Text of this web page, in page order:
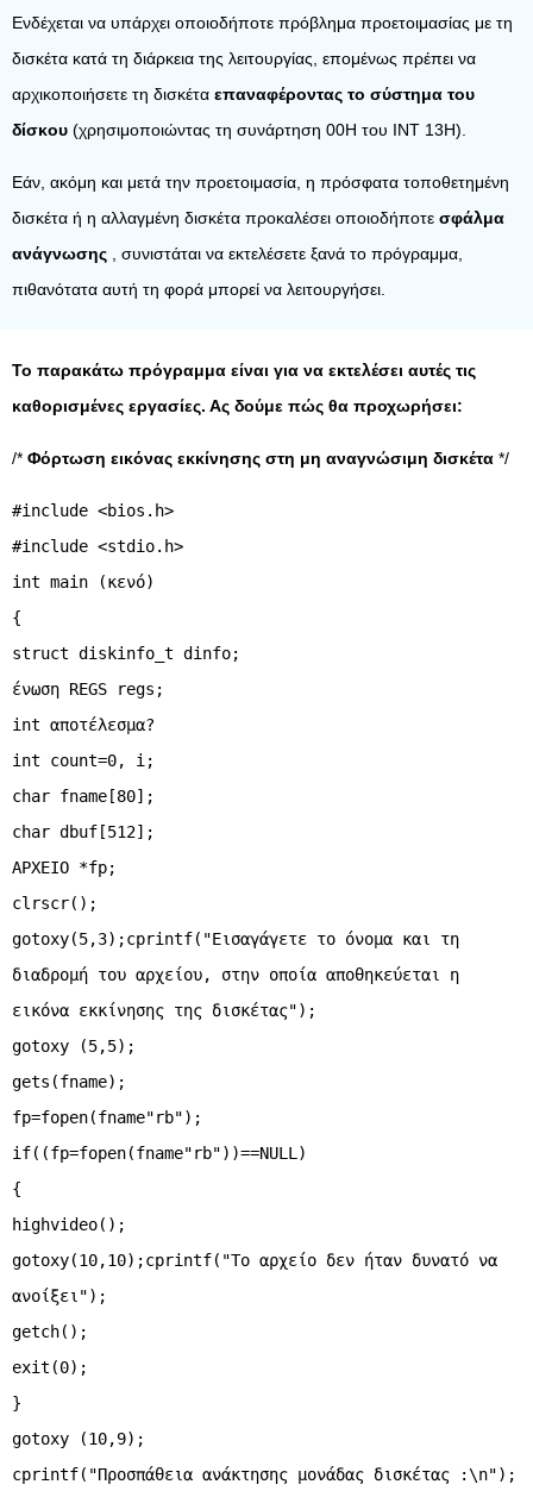
Ενδέχεται να υπάρχει οποιοδήποτε πρόβλημα προετοιμασίας με τη
δισκέτα κατά τη διάρκεια της λειτουργίας, επομένως πρέπει να
αρχικοποιήσετε τη δισκέτα επαναφέροντας το σύστημα του
δίσκου (χρησιμοποιώντας τη συνάρτηση 00H του INT 13H).
Εάν, ακόμη και μετά την προετοιμασία, η πρόσφατα τοποθετημένη
δισκέτα ή η αλλαγμένη δισκέτα προκαλέσει οποιοδήποτε σφάλμα
ανάγνωσης , συνιστάται να εκτελέσετε ξανά το πρόγραμμα,
πιθανότατα αυτή τη φορά μπορεί να λειτουργήσει.
Το παρακάτω πρόγραμμα είναι για να εκτελέσει αυτές τις
καθορισμένες εργασίες. Ας δούμε πώς θα προχωρήσει:
/* Φόρτωση εικόνας εκκίνησης στη μη αναγνώσιμη δισκέτα */
#include <bios.h>
#include <stdio.h>
int main (κενό)
{
struct diskinfo_t dinfo;
ένωση REGS regs;
int αποτέλεσμα?
int count=0, i;
char fname[80];
char dbuf[512];
ΑΡΧΕΙΟ *fp;
clrscr();
gotoxy(5,3);cprintf("Εισαγάγετε το όνομα και τη
διαδρομή του αρχείου, στην οποία αποθηκεύεται η
εικόνα εκκίνησης της δισκέτας");
gotoxy (5,5);
gets(fname);
fp=fopen(fname"rb");
if((fp=fopen(fname"rb"))==NULL)
{
highvideo();
gotoxy(10,10);cprintf("Το αρχείο δεν ήταν δυνατό να
ανοίξει");
getch();
exit(0);
}
gotoxy (10,9);